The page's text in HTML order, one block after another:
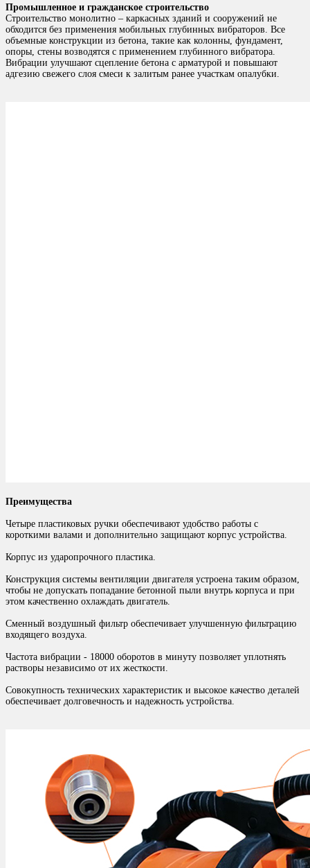
Промышленное и гражданское строительство
Строительство монолитно – каркасных зданий и сооружений не
обходится без применения мобильных глубинных вибраторов. Все
объемные конструкции из бетона, такие как колонны, фундамент,
опоры, стены возводятся с применением глубинного вибратора.
Вибрации улучшают сцепление бетона с арматурой и повышают
адгезию свежего слоя смеси к залитым ранее участкам опалубки.
Преимущества
Четыре пластиковых ручки обеспечивают удобство работы с
короткими валами и дополнительно защищают корпус устройства.
Корпус из ударопрочного пластика.
Конструкция системы вентиляции двигателя устроена таким образом,
чтобы не допускать попадание бетонной пыли внутрь корпуса и при
этом качественно охлаждать двигатель.
Сменный воздушный фильтр обеспечивает улучшенную фильтрацию
входящего воздуха.
Частота вибрации - 18000 оборотов в минуту позволяет уплотнять
растворы независимо от их жесткости.
Совокупность технических характеристик и высокое качество деталей
обеспечивает долговечность и надежность устройства.